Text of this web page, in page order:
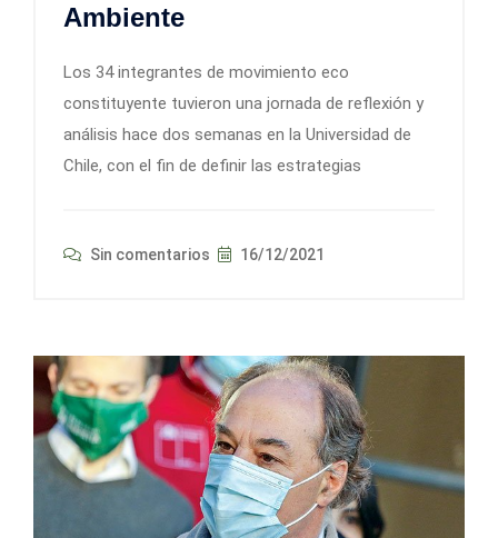
Ambiente
Los 34 integrantes de movimiento eco
constituyente tuvieron una jornada de reflexión y
análisis hace dos semanas en la Universidad de
Chile, con el fin de definir las estrategias
Sin comentarios 16/12/2021